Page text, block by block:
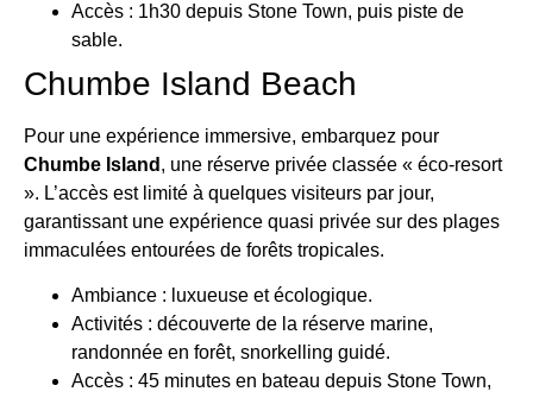
Accès : 1h30 depuis Stone Town, puis piste de
sable.
Chumbe Island Beach
Pour une expérience immersive, embarquez pour
Chumbe Island , une réserve privée classée « éco-resort
». L’accès est limité à quelques visiteurs par jour,
garantissant une expérience quasi privée sur des plages
immaculées entourées de forêts tropicales.
Ambiance : luxueuse et écologique.
Activités : découverte de la réserve marine,
randonnée en forêt, snorkelling guidé.
Accès : 45 minutes en bateau depuis Stone Town,